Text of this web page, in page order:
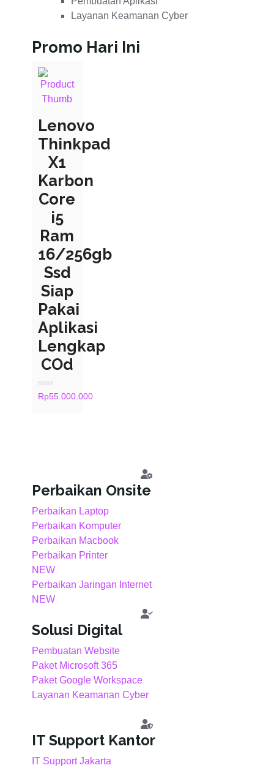
Layanan Keamanan Cyber
Promo Hari Ini
Lenovo
Thinkpad
X1
Karbon
Core
i5
Ram
16/256gb
Ssd
Siap
Pakai
Aplikasi
Lengkap
COd
Rated
Rp55.000.000
Perbaikan Onsite
Perbaikan Laptop
Perbaikan Komputer
Perbaikan Macbook
Perbaikan Printer
NEW
Perbaikan Jaringan Internet
NEW
Solusi Digital
Pembuatan Website
Paket Microsoft 365
Paket Google Workspace
Layanan Keamanan Cyber
IT Support Kantor
IT Support Jakarta